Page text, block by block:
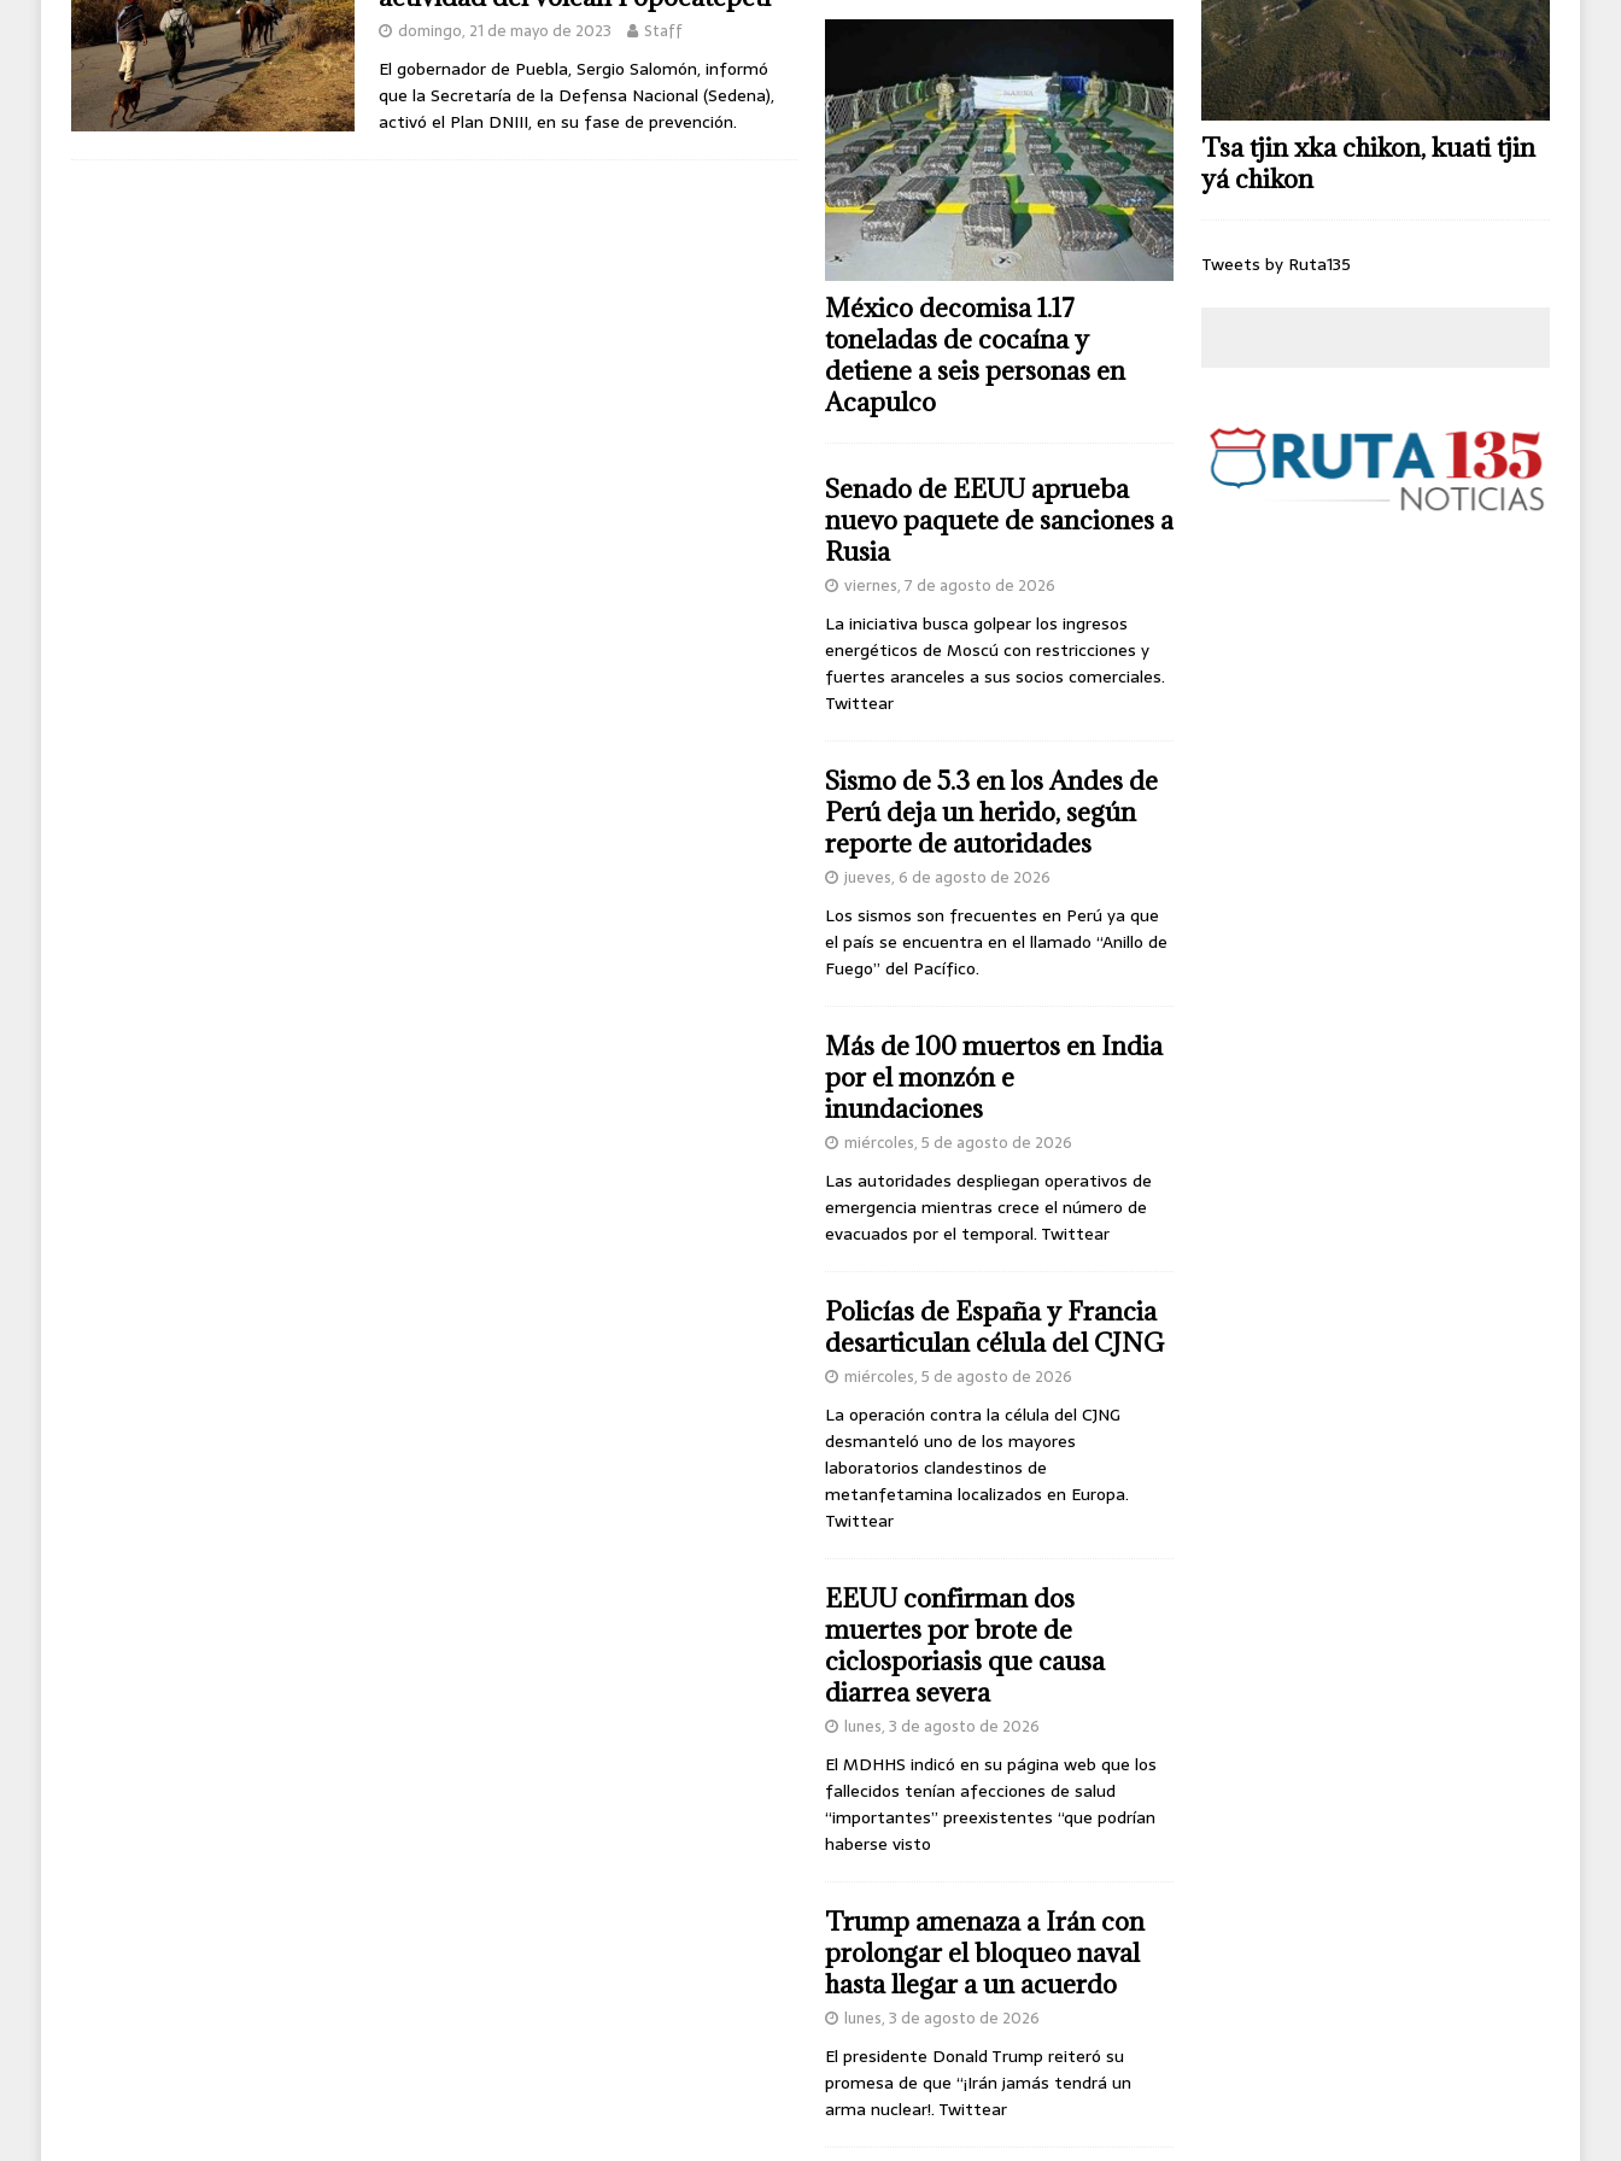
domingo, 21 de mayo de 2023 Staff
El gobernador de Puebla, Sergio Salomón, informó
que la Secretaría de la Defensa Nacional (Sedena),
activó el Plan DNIII, en su fase de prevención.
México decomisa 1.17
toneladas de cocaína y
detiene a seis personas en
Acapulco
Senado de EEUU aprueba
nuevo paquete de sanciones a
Rusia
viernes, 7 de agosto de 2026
La iniciativa busca golpear los ingresos
energéticos de Moscú con restricciones y
fuertes aranceles a sus socios comerciales.
Twittear
Sismo de 5.3 en los Andes de
Perú deja un herido, según
reporte de autoridades
jueves, 6 de agosto de 2026
Los sismos son frecuentes en Perú ya que
el país se encuentra en el llamado “Anillo de
Fuego” del Pacífico.
Más de 100 muertos en India
por el monzón e
inundaciones
miércoles, 5 de agosto de 2026
Las autoridades despliegan operativos de
emergencia mientras crece el número de
evacuados por el temporal. Twittear
Policías de España y Francia
desarticulan célula del CJNG
miércoles, 5 de agosto de 2026
La operación contra la célula del CJNG
desmanteló uno de los mayores
laboratorios clandestinos de
metanfetamina localizados en Europa.
Twittear
EEUU confirman dos
muertes por brote de
ciclosporiasis que causa
diarrea severa
lunes, 3 de agosto de 2026
El MDHHS indicó en su página web que los
fallecidos tenían afecciones de salud
“importantes” preexistentes “que podrían
haberse visto
Trump amenaza a Irán con
prolongar el bloqueo naval
hasta llegar a un acuerdo
lunes, 3 de agosto de 2026
El presidente Donald Trump reiteró su
promesa de que “¡Irán jamás tendrá un
arma nuclear!. Twittear
Tsa tjin xka chikon, kuati tjin
yá chikon
Tweets by Ruta135